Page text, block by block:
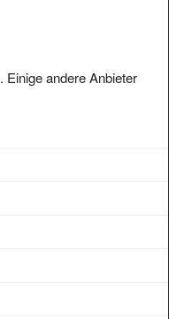
Einige andere Anbieter